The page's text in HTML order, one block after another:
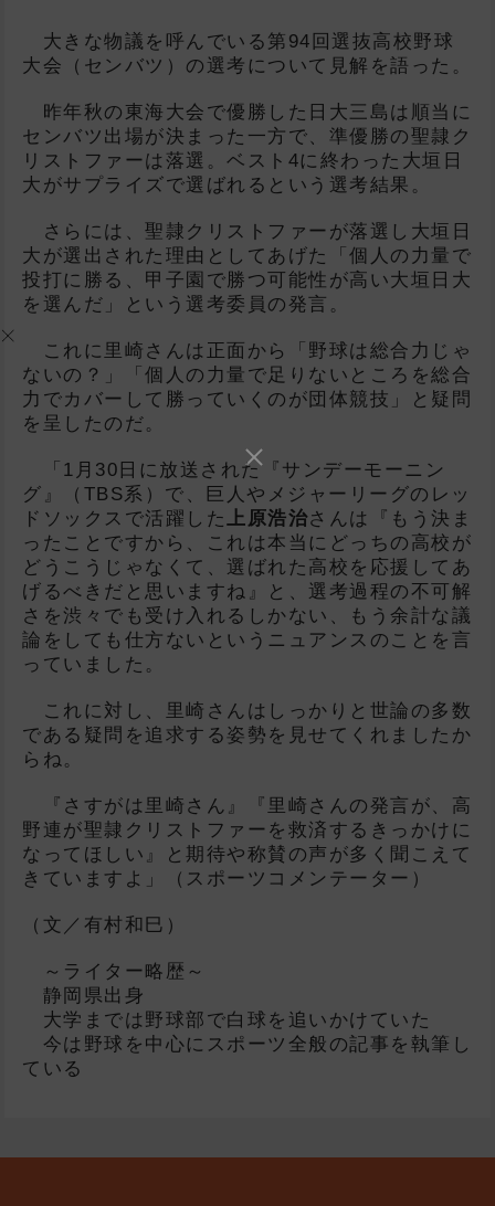
大きな物議を呼んでいる第94回選抜高校野球
大会（センバツ）の選考について見解を語った。
昨年秋の東海大会で優勝した日大三島は順当に
センバツ出場が決まった一方で、準優勝の聖隷ク
リストファーは落選。ベスト4に終わった大垣日
大がサプライズで選ばれるという選考結果。
さらには、聖隷クリストファーが落選し大垣日
大が選出された理由としてあげた「個人の力量で
投打に勝る、甲子園で勝つ可能性が高い大垣日大
を選んだ」という選考委員の発言。
これに里崎さんは正面から「野球は総合力じゃ
ないの？」「個人の力量で足りないところを総合
力でカバーして勝っていくのが団体競技」と疑問
を呈したのだ。
「1月30日に放送された『サンデーモーニン
グ』（TBS系）で、巨人やメジャーリーグのレッ
ドソックスで活躍した上原浩治さんは『もう決ま
ったことですから、これは本当にどっちの高校が
どうこうじゃなくて、選ばれた高校を応援してあ
げるべきだと思いますね』と、選考過程の不可解
さを渋々でも受け入れるしかない、もう余計な議
論をしても仕方ないというニュアンスのことを言
っていました。
これに対し、里崎さんはしっかりと世論の多数
である疑問を追求する姿勢を見せてくれましたか
らね。
『さすがは里崎さん』『里崎さんの発言が、高
野連が聖隷クリストファーを救済するきっかけに
なってほしい』と期待や称賛の声が多く聞こえて
きていますよ」（スポーツコメンテーター）
（文／有村和巳）
～ライター略歴～
静岡県出身
大学までは野球部で白球を追いかけていた
今は野球を中心にスポーツ全般の記事を執筆し
ている